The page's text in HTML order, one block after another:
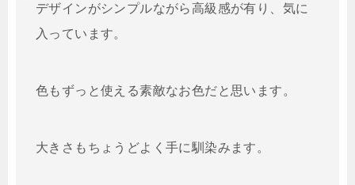
デザインがシンプルながら高級感が有り、気に
入っています。
色もずっと使える素敵なお色だと思います。
大きさもちょうどよく手に馴染みます。